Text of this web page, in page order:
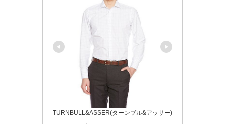
TURNBULL&ASSER‎(ターンブル&アッサー)